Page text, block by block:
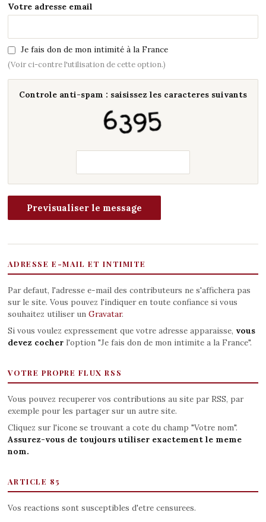
Votre adresse email
Je fais don de mon intimité à la France
(Voir ci-contre l'utilisation de cette option.)
Controle anti-spam : saisissez les caracteres suivants
ADRESSE E-MAIL ET INTIMITE
Par defaut, l'adresse e-mail des contributeurs ne s'affichera pas
sur le site. Vous pouvez l'indiquer en toute confiance si vous
souhaitez utiliser un Gravatar.
Si vous voulez expressement que votre adresse apparaisse, vous
devez cocherl'option "Je fais don de mon intimite a la France".
VOTRE PROPRE FLUX RSS
Vous pouvez recuperer vos contributions au site par RSS, par
exemple pour les partager sur un autre site.
Cliquez sur l'icone se trouvant a cote du champ "Votre nom".
Assurez-vous de toujours utiliser exactement le meme
nom.
ARTICLE 85
Vos reactions sont susceptibles d'etre censurees.